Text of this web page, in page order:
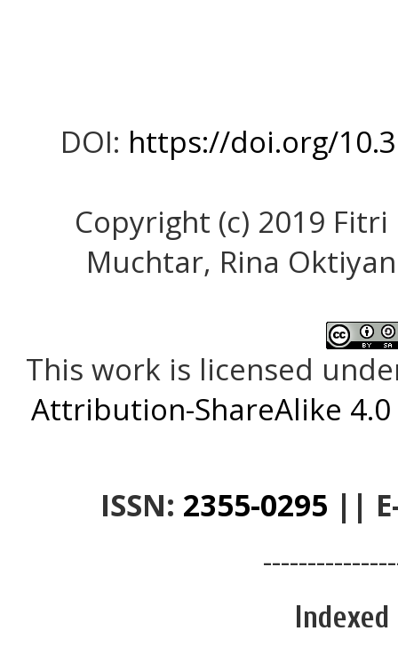
DOI: https://doi.org/
Copyright (c) 2019
Muchtar, Rina
This work is licensed
Attribution-ShareAlike
ISSN: 2355-0295 ||